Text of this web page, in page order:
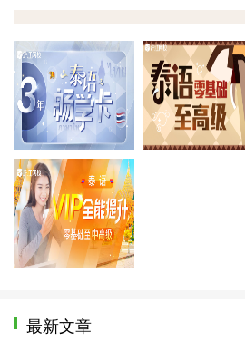
畅学三年 学完全返
VIP全能提升
最新文章